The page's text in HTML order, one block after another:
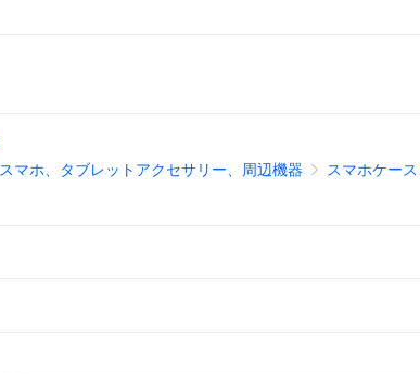
スマホ、タブレットアクセサリー、周辺機器
スマホケー